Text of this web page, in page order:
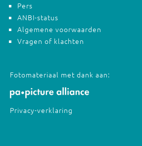
Pers
ANBI-status
Algemene voorwaarden
Vragen of klachten
Fotomateriaal met dank aan:
Privacy-verklaring